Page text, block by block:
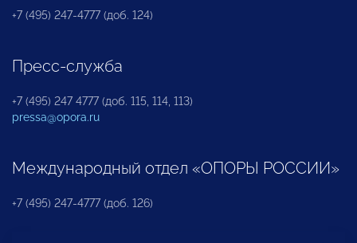
+7 (495) 247-4777 (доб. 124)
Пресс-служба
+7 (495) 247 4777 (доб. 115, 114, 113)
pressa@opora.ru
Международный отдел «ОПОРЫ РОССИИ»
+7 (495) 247-4777 (доб. 126)